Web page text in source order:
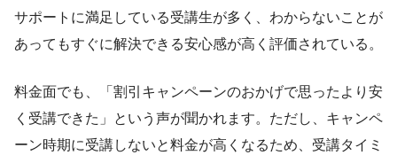
サポートに満足している受講生が多く、わからないことが
あってもすぐに解決できる安心感が高く評価されている。
料金面でも、「割引キャンペーンのおかげで思ったより安
く受講できた」という声が聞かれます。ただし、キャンペ
ーン時期に受講しないと料金が高くなるため、受講タイミ